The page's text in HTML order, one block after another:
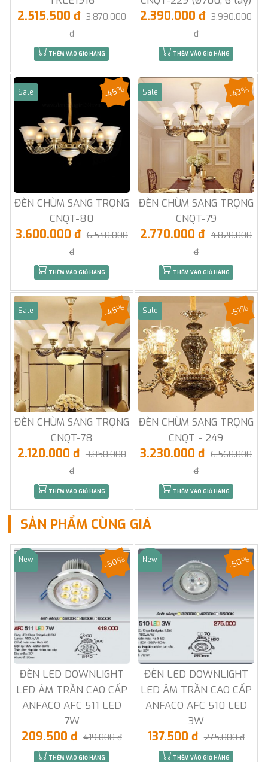
2.515.500 đ 3.870.000
đ
THÊM VÀO GIỎ HÀNG
2.390.000 đ 3.990.000
đ
THÊM VÀO GIỎ HÀNG
Sale
ĐÈN CHÙM SANG TRỌNG
CNQT-80
-45%
3.600.000 đ 6.540.000
đ
THÊM VÀO GIỎ HÀNG
Sale
ĐÈN CHÙM SANG TRỌNG
CNQT-79
-43%
2.770.000 đ 4.820.000
đ
THÊM VÀO GIỎ HÀNG
Sale
ĐÈN CHÙM SANG TRỌNG
CNQT-78
-45%
2.120.000 đ 3.850.000
đ
THÊM VÀO GIỎ HÀNG
Sale
ĐÈN CHÙM SANG TRỌNG
CNQT - 249
-51%
3.230.000 đ 6.560.000
đ
THÊM VÀO GIỎ HÀNG
SẢN PHẨM CÙNG GIÁ
Sale
New
ĐÈN LED DOWNLIGHT
LED ÂM TRẦN CAO CẤP
ANFACO AFC 511 LED
7W
-50%
209.500 đ 419.000 đ
THÊM VÀO GIỎ HÀNG
Sale
New
ĐÈN LED DOWNLIGHT
LED ÂM TRẦN CAO CẤP
ANFACO AFC 510 LED
3W
-50%
137.500 đ 275.000 đ
THÊM VÀO GIỎ HÀNG